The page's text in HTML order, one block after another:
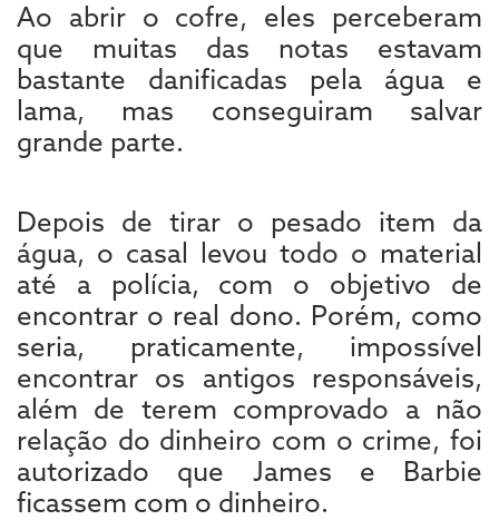
Ao abrir o cofre, eles perceberam
que muitas das notas estavam
bastante danificadas pela água e
lama, mas conseguiram salvar
grande parte.
Depois de tirar o pesado item da
água, o casal levou todo o material
até a polícia, com o objetivo de
encontrar o real dono. Porém, como
seria, praticamente, impossível
encontrar os antigos responsáveis,
além de terem comprovado a não
relação do dinheiro com o crime, foi
autorizado que James e Barbie
ficassem com o dinheiro.